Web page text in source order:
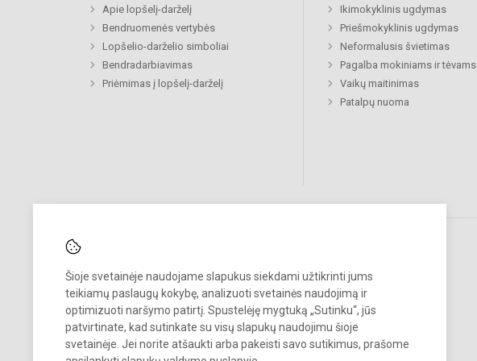
Šioje svetainėje naudojame slapukus siekdami užtikrinti jums
teikiamų paslaugų kokybę, analizuoti svetainės naudojimą ir
optimizuoti naršymo patirtį. Spustelėję mygtuką „Sutinku“, jūs
patvirtinate, kad sutinkate su visų slapukų naudojimu šioje
svetainėje. Jei norite atšaukti arba pakeisti savo sutikimus, prašome
Apie lopšelį-darželį
Bendruomenės vertybės
Lopšelio-darželio simboliai
Bendradarbiavimas
Priėmimas į lopšelį-darželį
Ikimokyklinis ugdymas
Priešmokyklinis ugdymas
Neformalusis švietimas
Pagalba mokiniams ir tėvams
Vaikų maitinimas
Patalpų nuoma
Pastebėjote klaidų?
Turite pasiūlymų?
RAŠYKITE
Bendraukime